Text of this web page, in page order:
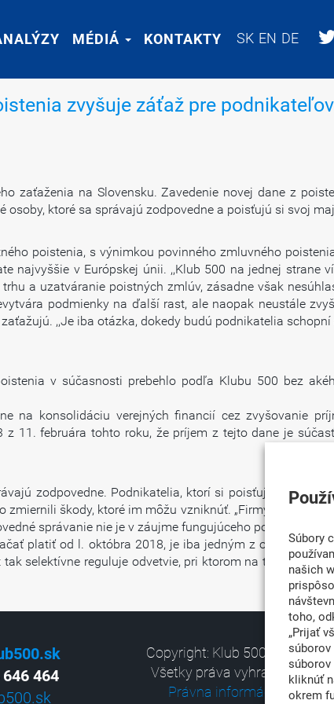
MÉDIÁ KONTAKTY SK EN DE
MÉDIÁ KONTAKTY SK EN DE
zvyšuje záťaž pre podnikateľov
zaťaženia na Slovensku. Zavedenie novej dane z
osoby, ktoré sa správajú zodpovedne a poisťujú si svoj
poistenia, s výnimkou povinného zmluvného
najvyššie v Európskej únii. ,,Klub 500 na jednej strane
a uzatváranie poistných zmlúv, zásadne však
podmienky na ďalší rast, ale naopak neustále
,,Je iba otázka, dokedy budú podnikatelia
v súčasnosti prebehlo podľa Klubu 500 bez
na konsolidáciu verejných financií cez zvyšovanie
11. februára tohto roku, že príjem z tejto dane je
zodpovedne. Podnikatelia, ktorí si poisťujú svoj
škody, ktoré im môžu vzniknúť. „Firmy si tak
správanie nie je v záujme fungujúceho
platiť od l. októbra 2018, je iba jedným z opatrení,
selektívne reguluje odvetvie, pri ktorom na to nemá
464
Copyright: Klub 500, 2026
Všetky práva vyhradené
Právna informácia
Súbory
našich
toho,
„Prijať
súborov
súborov
kliknúť
okrem